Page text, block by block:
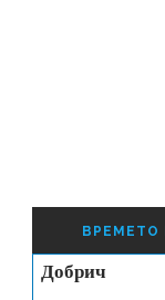
ВРЕМЕТО